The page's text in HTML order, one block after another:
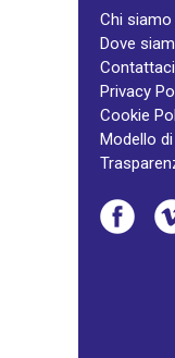
Chi siamo
Dove
Contattaci
Privacy
Cookie
Modello